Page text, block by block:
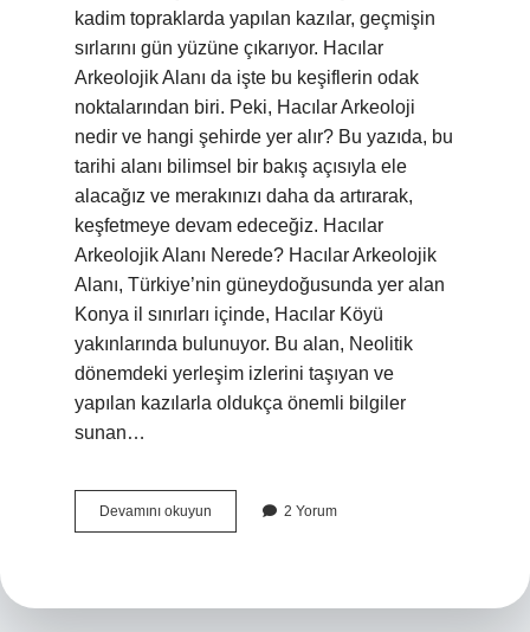
kadim topraklarda yapılan kazılar, geçmişin
sırlarını gün yüzüne çıkarıyor. Hacılar
Arkeolojik Alanı da işte bu keşiflerin odak
noktalarından biri. Peki, Hacılar Arkeoloji
nedir ve hangi şehirde yer alır? Bu yazıda, bu
tarihi alanı bilimsel bir bakış açısıyla ele
alacağız ve merakınızı daha da artırarak,
keşfetmeye devam edeceğiz. Hacılar
Arkeolojik Alanı Nerede? Hacılar Arkeolojik
Alanı, Türkiye’nin güneydoğusunda yer alan
Konya il sınırları içinde, Hacılar Köyü
yakınlarında bulunuyor. Bu alan, Neolitik
dönemdeki yerleşim izlerini taşıyan ve
yapılan kazılarla oldukça önemli bilgiler
sunan…
Devamını okuyun
Arkeoloji
2 Yorum